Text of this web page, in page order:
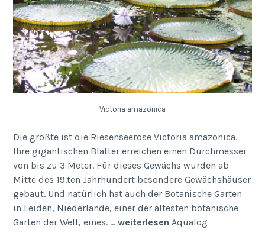
Victoria amazonica
Die größte ist die Riesenseerose Victoria amazonica.
Ihre gigantischen Blätter erreichen einen Durchmesser
von bis zu 3 Meter. Für dieses Gewächs wurden ab
Mitte des 19.ten Jahrhundert besondere Gewächshäuser
gebaut. Und natürlich hat auch der Botanische Garten
in Leiden, Niederlande, einer der ältesten botanische
Garten der Welt, eines. …weiterlesen Aqualog